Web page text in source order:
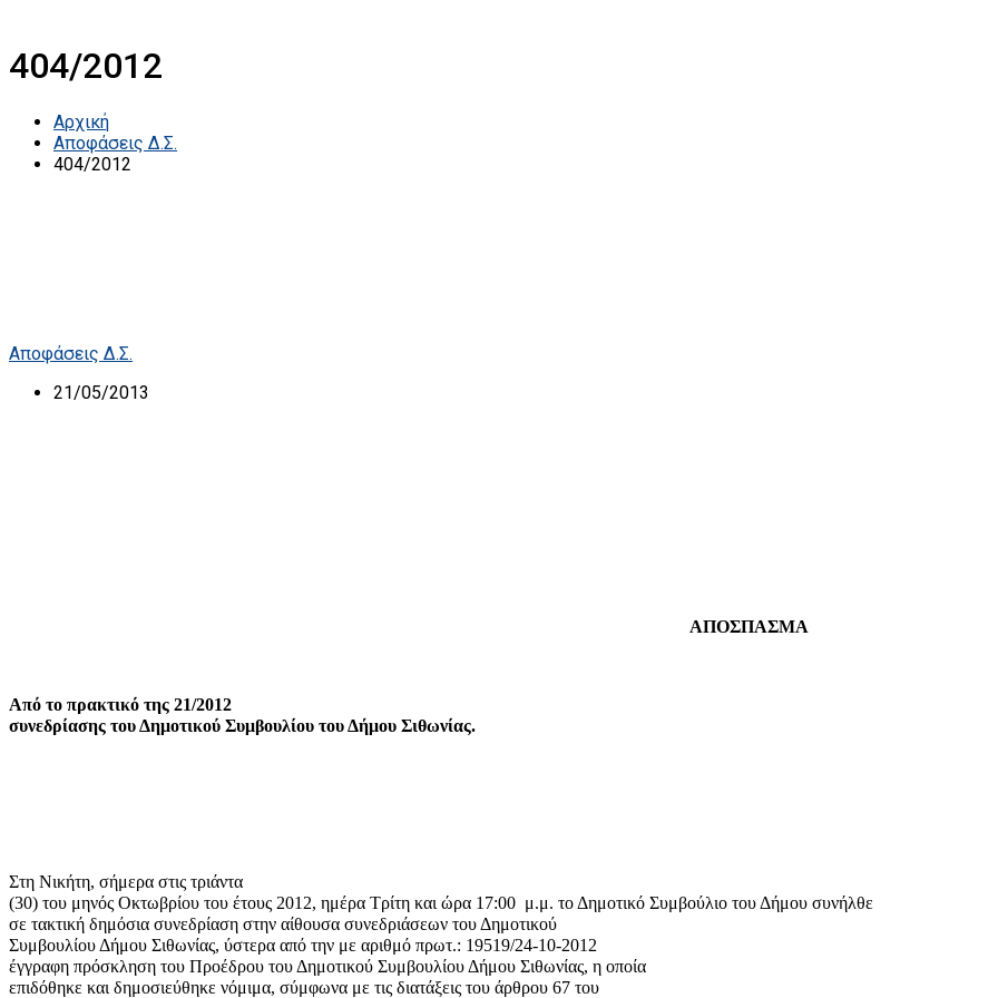
404/2012
Αρχική
Αποφάσεις Δ.Σ.
404/2012
Αποφάσεις Δ.Σ.
21/05/2013
ΑΠΟΣΠΑΣΜΑ
Από το πρακτικό της 21/2012
συνεδρίασης του Δημοτικού Συμβουλίου του Δήμου Σιθωνίας.
Στη Νικήτη, σήμερα στις τριάντα
(30) του μηνός Οκτωβρίου του έτους 2012, ημέρα Τρίτη και ώρα 17:00 μ.μ. το Δημοτικό Συμβούλιο του Δήμου συνήλθε
σε τακτική δημόσια συνεδρίαση στην αίθουσα συνεδριάσεων του Δημοτικού
Συμβουλίου Δήμου Σιθωνίας, ύστερα από την με αριθμό πρωτ.: 19519/24-10-2012
έγγραφη πρόσκληση του Προέδρου του Δημοτικού Συμβουλίου Δήμου Σιθωνίας, η οποία
επιδόθηκε και δημοσιεύθηκε νόμιμα, σύμφωνα με τις διατάξεις του άρθρου 67 του